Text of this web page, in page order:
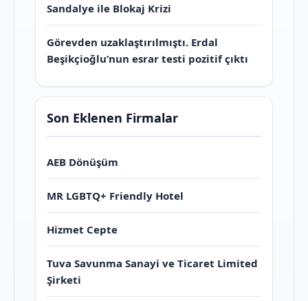
Sandalye ile Blokaj Krizi
Görevden uzaklaştırılmıştı. Erdal
Beşikçioğlu’nun esrar testi pozitif çıktı
Son Eklenen Firmalar
AEB Dönüşüm
MR LGBTQ+ Friendly Hotel
Hizmet Cepte
Tuva Savunma Sanayi ve Ticaret Limited
Şirketi